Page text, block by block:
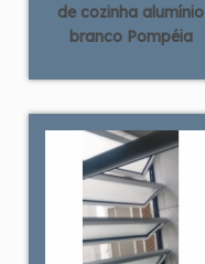
de cozinha alumínio
branco Pompéia